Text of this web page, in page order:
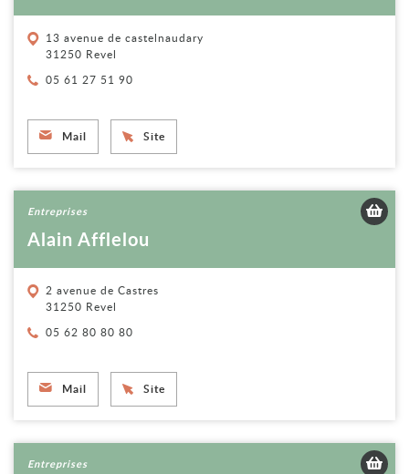
13 avenue de castelnaudary
31250 Revel
Téléphone :
05 61 27 51 90
Mail Site
Entreprises
Alain Afflelou
2 avenue de Castres
31250 Revel
Téléphone :
05 62 80 80 80
Mail Site
Entreprises